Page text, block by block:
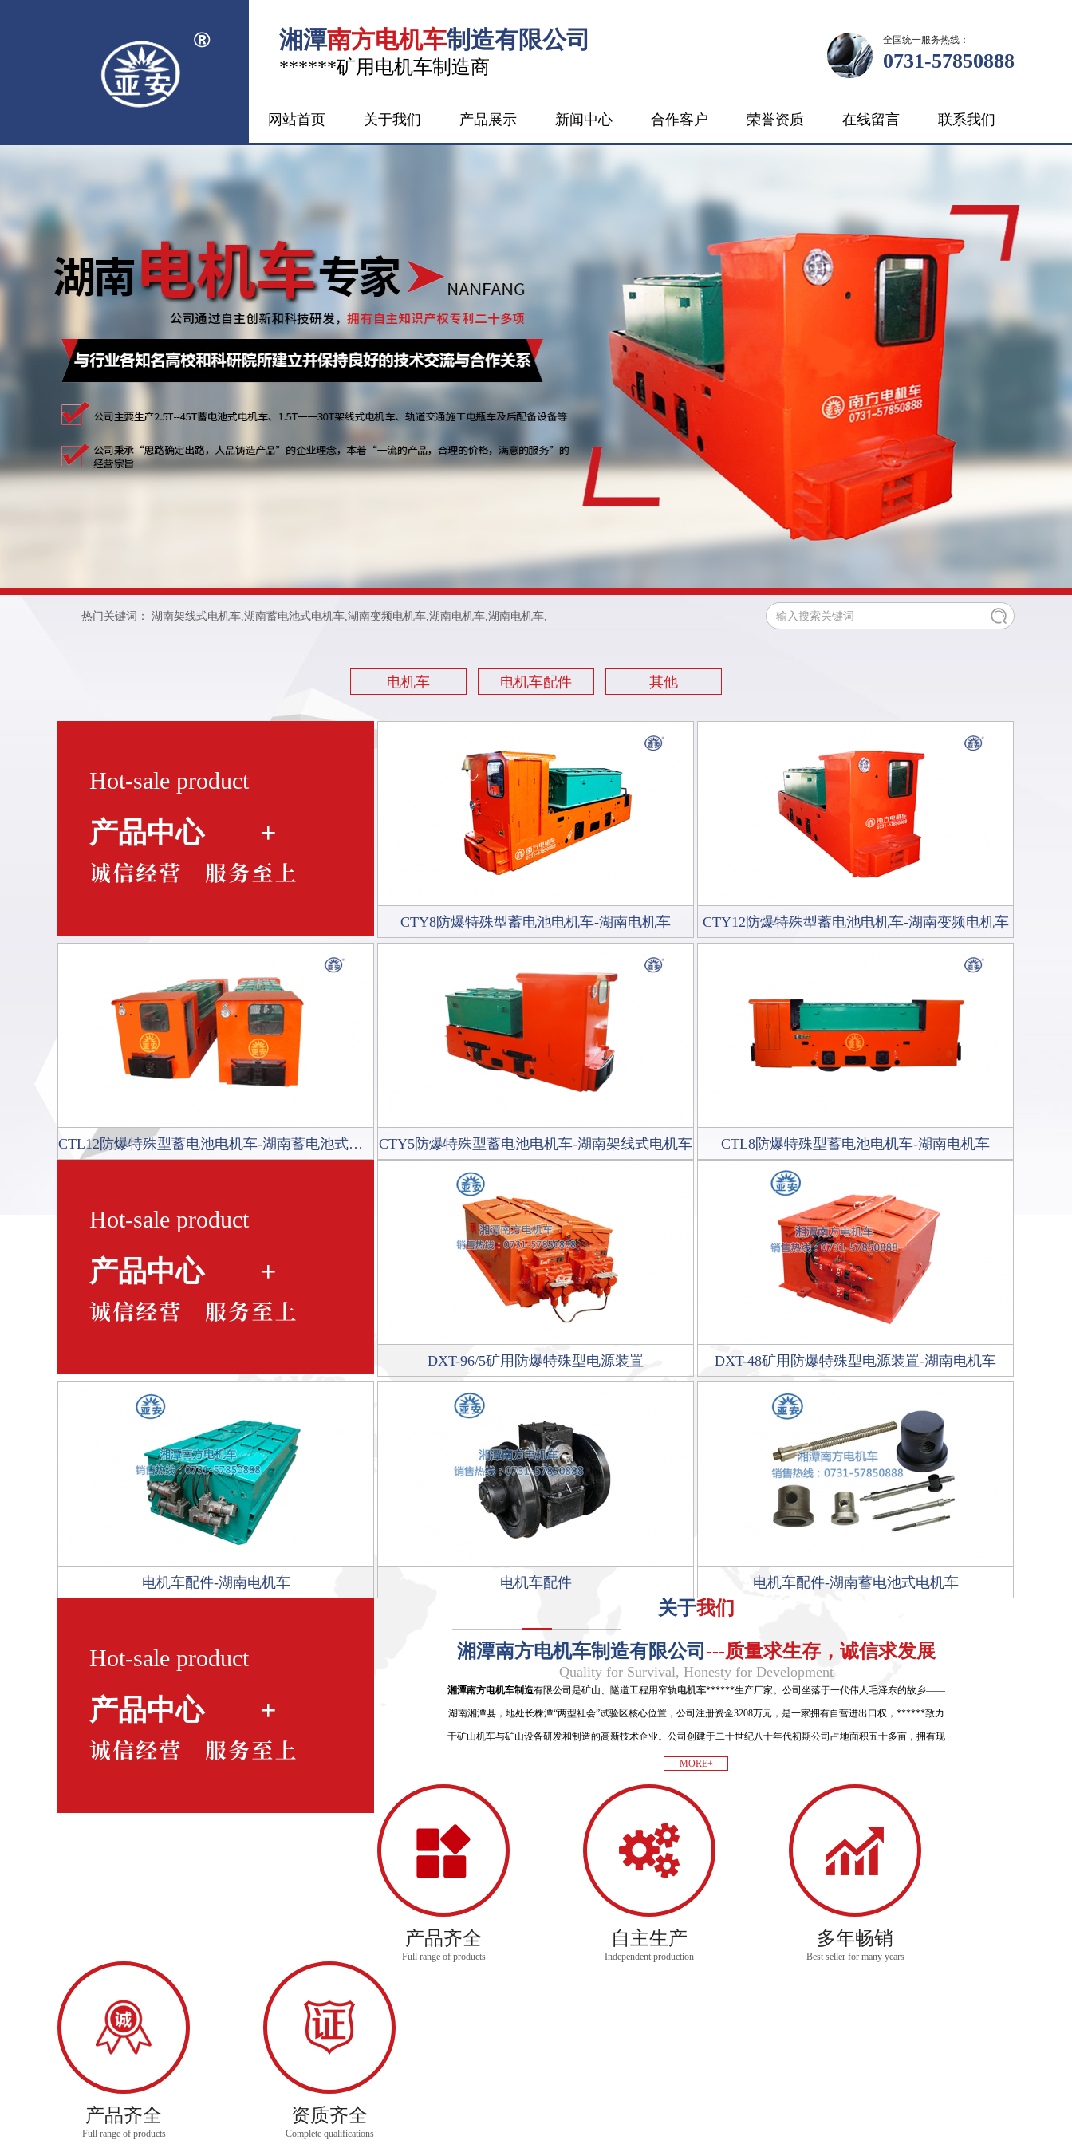
湘潭南方电机车制造有限公司
******矿用电机车制造商
全国统一服务热线：
0731-57850888
网站首页 关于我们 产品展示 新闻中心 合作客户 荣誉资质 在线留言 联系我们
热门关键词： 湖南架线式电机车,湖南蓄电池式电机车,湖南变频电机车,湖南电机车,湖南电机车,
电机车 电机车配件 其他
Hot-sale product
产品中心 +
CTY8防爆特殊型蓄电池电机车-湖南电机车 CTY12防爆特殊型蓄电池电机车-湖南变频电机车
CTL12防爆特殊型蓄电池电机车-湖南蓄电池式电机车 CTY5防爆特殊型蓄电池电机车-湖南架线式电机车 CTL8防爆特殊型蓄电池电机车-湖南电机车
Hot-sale product
产品中心 +
DXT-96/5矿用防爆特殊型电源装置 DXT-48矿用防爆特殊型电源装置-湖南电机车
电机车配件-湖南电机车 电机车配件 电机车配件-湖南蓄电池式电机车
Hot-sale product
产品中心 +
关于我们
湘潭南方电机车制造有限公司---质量求生存，诚信求发展
Quality for Survival, Honesty for Development
湘潭南方电机车制造有限公司是矿山、隧道工程用窄轨电机车******生产厂家。公司坐落于一代伟人毛泽东的故乡——
湖南湘潭县，地处长株潭“两型社会”试验区核心位置，公司注册资金3208万元，是一家拥有自营进出口权，******致力
于矿山机车与矿山设备研发和制造的高新技术企业。公司创建于二十世纪八十年代初期公司占地面积五十多亩，拥有现
代化生产厂房一万五千余平方米，试验中心两个和全套******试车平台及轨道，***类加工设备、检验设备120余台，员
工60余人，其中具有中、高 级技术职称人员20余人，研发、制造及其售后条件完备。
公司主要生产2.5T——45T 蓄电池式电机车 架线式电机车 、轨道交通施工电瓶车及后配备设
备等。公司属******高新技术企业、******矿用窄轨电机车行业技术标准起草单位，中国电器工业协会理事单位，中国
煤炭机械工业协会会员单位，安全生产标准化三级企业，湘潭市矿山装备协会理事单位，******安全许可的***类防爆
隔爆电机车重点制造厂商。
MORE+
产品齐全
Full range of products
自主生产
Independent production
多年畅销
Best seller for many years
产品齐全
Full range of products
资质齐全
Complete qualifications